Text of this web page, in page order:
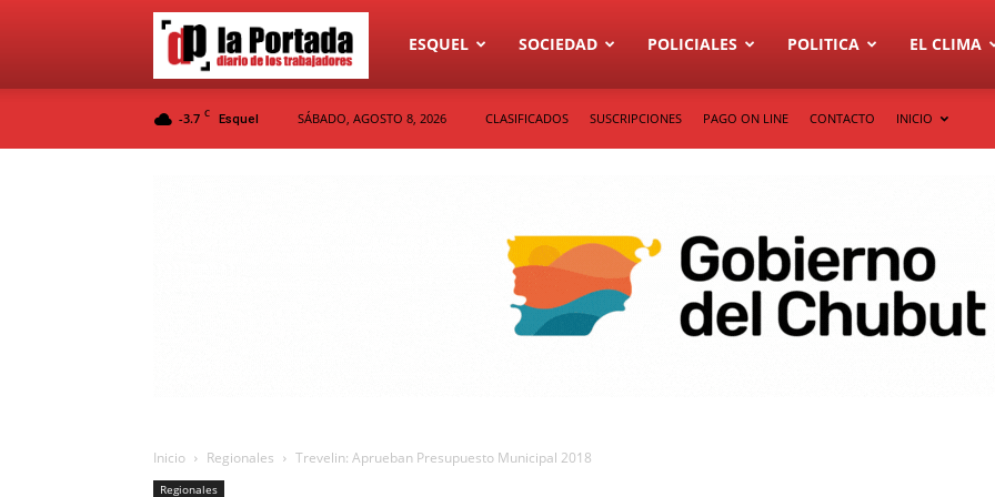
Diario
ESQUEL SOCIEDAD POLICIALES POLITICA EL CLIMA
-3.7 C Esquel SÁBADO, AGOSTO 8, 2026 CLASIFICADOS SUSCRIPCIONES PAGO ON LINE CONTACTO INICIO
Inicio Regionales Trevelin: Aprueban Presupuesto Municipal 2018
Regionales